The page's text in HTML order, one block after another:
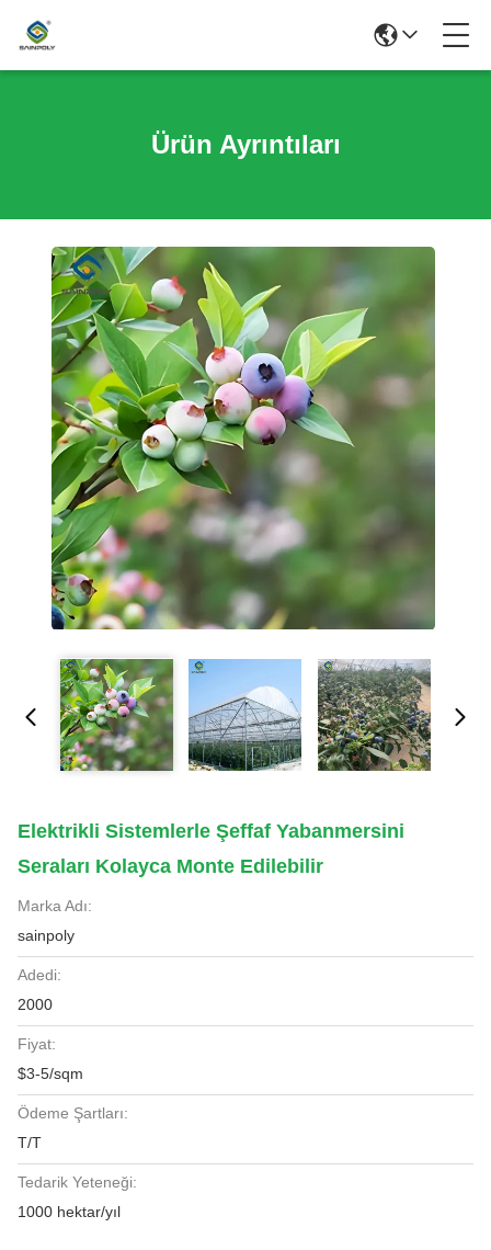
Ürün Ayrıntıları
Elektrikli Sistemlerle Şeffaf Yabanmersini
Seraları Kolayca Monte Edilebilir
Marka Adı:
sainpoly
Adedi:
2000
Fiyat:
$3-5/sqm
Ödeme Şartları:
T/T
Tedarik Yeteneği:
1000 hektar/yıl